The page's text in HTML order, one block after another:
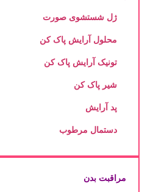
ژل شستشوی صورت
محلول آرایش پاک کن
تونیک آرایش پاک کن
شیر پاک کن
پد آرایش
دستمال مرطوب
مراقبت بدن